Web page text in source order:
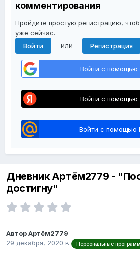
комментирования
Пройдите простую регистрацию,
уже сейчас.
Войти
или Регистрация
Войти с помощью
Войти с помощью
Войти с помощью
Дневник Артём2779 -
достигну"
Автор Артём2779
29 декабря, 2020 в Персональные